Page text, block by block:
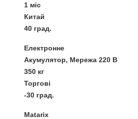
1 міс
Китай
40 град.
Електронне
Акумулятор, Мережа 220 В
350 кг
Торгові
-30 град.
Matarix